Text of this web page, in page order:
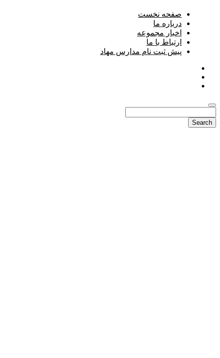
صفحه نخست
درباره ما
اخبار مجموعه
ارتباط با ما
پیش ثبت نام مدارس مهاد